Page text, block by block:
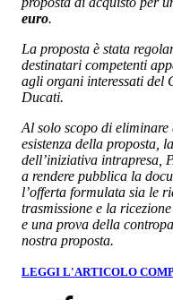
euro.
La proposta è stata
destinatari competenti
agli organi interessati del
Ducati.
Al solo scopo di
esistenza della proposta,
dell’iniziativa intrapresa,
a rendere pubblica la
l’offerta formulata sia le
trasmissione e la
e una prova della
nostra proposta.
LEGGI L'ARTICOLO